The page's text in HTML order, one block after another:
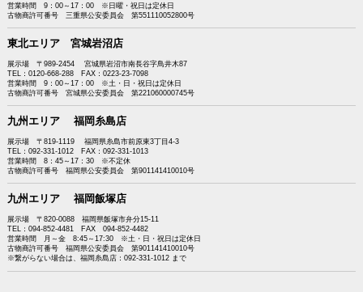
営業時間 9：00～17：00 ※日曜・祝日は定休日
古物商許可番号 三重県公安委員会 第551110052800号
東北エリア 宮城岩沼店
展示場 〒989-2454 宮城県岩沼市南長谷字鳥井木87
TEL：0120-668-288 FAX：0223-23-7098
営業時間 9：00～17：00 ※土・日・祝日は定休日
古物商許可番号 宮城県公安委員会 第221060000745号
九州エリア 福岡糸島店
展示場 〒819-1119 福岡県糸島市前原東3丁目4-3
TEL：092-331-1012 FAX：092-331-1013
営業時間 8：45～17：30 ※不定休
古物商許可番号 福岡県公安委員会 第901141410010号
九州エリア 福岡飯塚店
展示場 〒820-0088 福岡県飯塚市弁分15-11
TEL：094-852-4481 FAX 094-852-4482
営業時間 月～金 8:45～17:30 ※土・日・祝日は定休日
古物商許可番号 福岡県公安委員会 第901141410010号
※繋がらない場合は、福岡糸島店：092-331-1012 まで